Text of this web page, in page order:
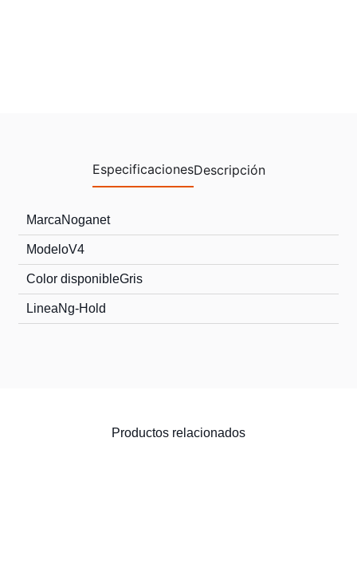
EspecificacionesDescripción
MarcaNoganet
ModeloV4
Color disponibleGris
LineaNg-Hold
Productos relacionados